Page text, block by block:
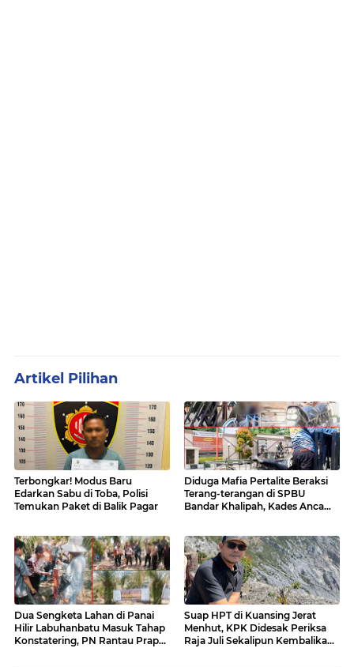
Artikel Pilihan
Terbongkar! Modus Baru
Edarkan Sabu di Toba, Polisi
Temukan Paket di Balik Pagar
Diduga Mafia Pertalite Beraksi
Terang-terangan di SPBU
Bandar Khalipah, Kades Ancam
Dua Sengketa Lahan di Panai
Hilir Labuhanbatu Masuk Tahap
Konstatering, PN Rantau Prapat
Suap HPT di Kuansing Jerat
Menhut, KPK Didesak Periksa
Raja Juli Sekalipun Kembalikan